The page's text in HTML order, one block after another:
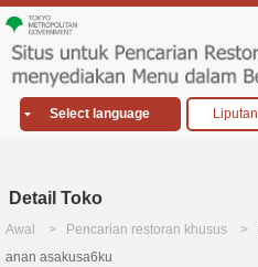
Select language
Detail Toko
Awal Pencarian restoran khusus
anan asakusa6ku